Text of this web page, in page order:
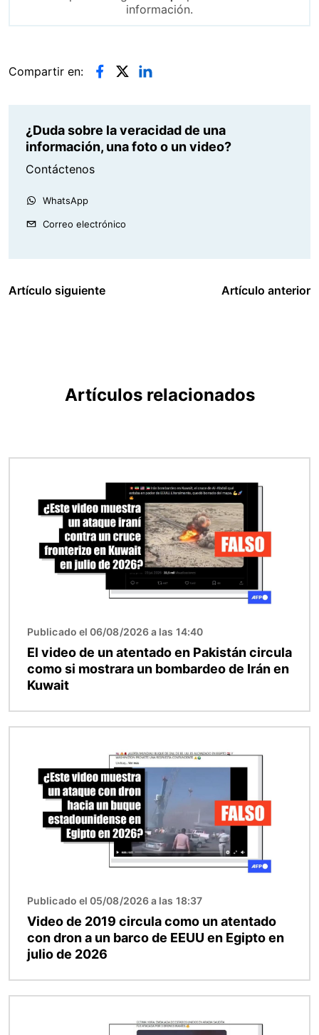
información.
Compartir en:
¿Duda sobre la veracidad de una
información, una foto o un video?
Contáctenos
WhatsApp
Correo electrónico
Artículo siguiente Artículo anterior
Artículos relacionados
Publicado el 06/08/2026 a las 14:40
El video de un atentado en Pakistán circula
como si mostrara un bombardeo de Irán en
Kuwait
Publicado el 05/08/2026 a las 18:37
Video de 2019 circula como un atentado
con dron a un barco de EEUU en Egipto en
julio de 2026